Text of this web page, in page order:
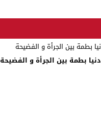
دنيا بطمة بين الجرأة و الفضيحة